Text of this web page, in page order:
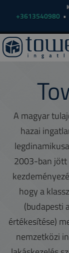
+3613540980
A magyar
hazai
2003-ban jött
hogy a
(budapesti
értékesítése)
nemzetközi